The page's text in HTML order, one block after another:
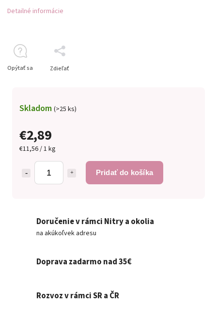
€2,89
€11,56 / 1 kg
Pridať do košíka
Skladom (>25 ks)
Detailné informácie
Opýtať sa Zdieľať
Doručenie v rámci Nitry a okolia
na akúkoľvek adresu
Doprava zadarmo nad 35€
Rozvoz v rámci SR a ČR